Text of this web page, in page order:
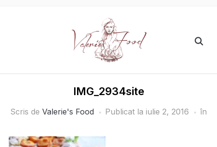
IMG_2934site
Scris de Valerie's Food Publicat la iulie 2, 2016 în